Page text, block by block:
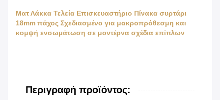
Ματ Λάκκα Τελεία Επισκευαστήριο Πίνακα συρτάρι
18mm πάχος Σχεδιασμένο για μακροπρόθεσμη και
κομψή ενσωμάτωση σε μοντέρνα σχέδια επίπλων
Περιγραφή προϊόντος: